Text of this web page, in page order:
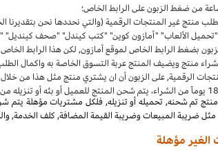
منتج غير المنتجات الرقمية (والتي نحددها نحن
"تحميل الألعاب" "أمازون كوين" "كتب كيندل" "صحف
بضغط الرابط الخاص لموقع أمازون, لكن هذا الرابط
منتج ويضيف المنتجعربة التسوق الخاصة به واكمال الطلب خلال 89 يوما كموعد أقصاه بعد الضغط على
الرقمية, على الزبون أن ان يشتري منتج مثل هذا من
يوماً من الشراء، يتم شحن المنتج للعميل أو بثه أو تنزيله
تم شحنه, تحميله أو تنزيله, فلكل مشتريات مؤهلة يتم
ضريبة المبيعات وضريبة القيمة المضافة, كلف الخدمة,